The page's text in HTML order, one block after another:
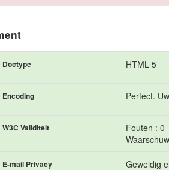
Doctype HTML 5
Encoding Perfect.
W3C Validiteit
Fouten : 0
E-mail Privacy Geweldig